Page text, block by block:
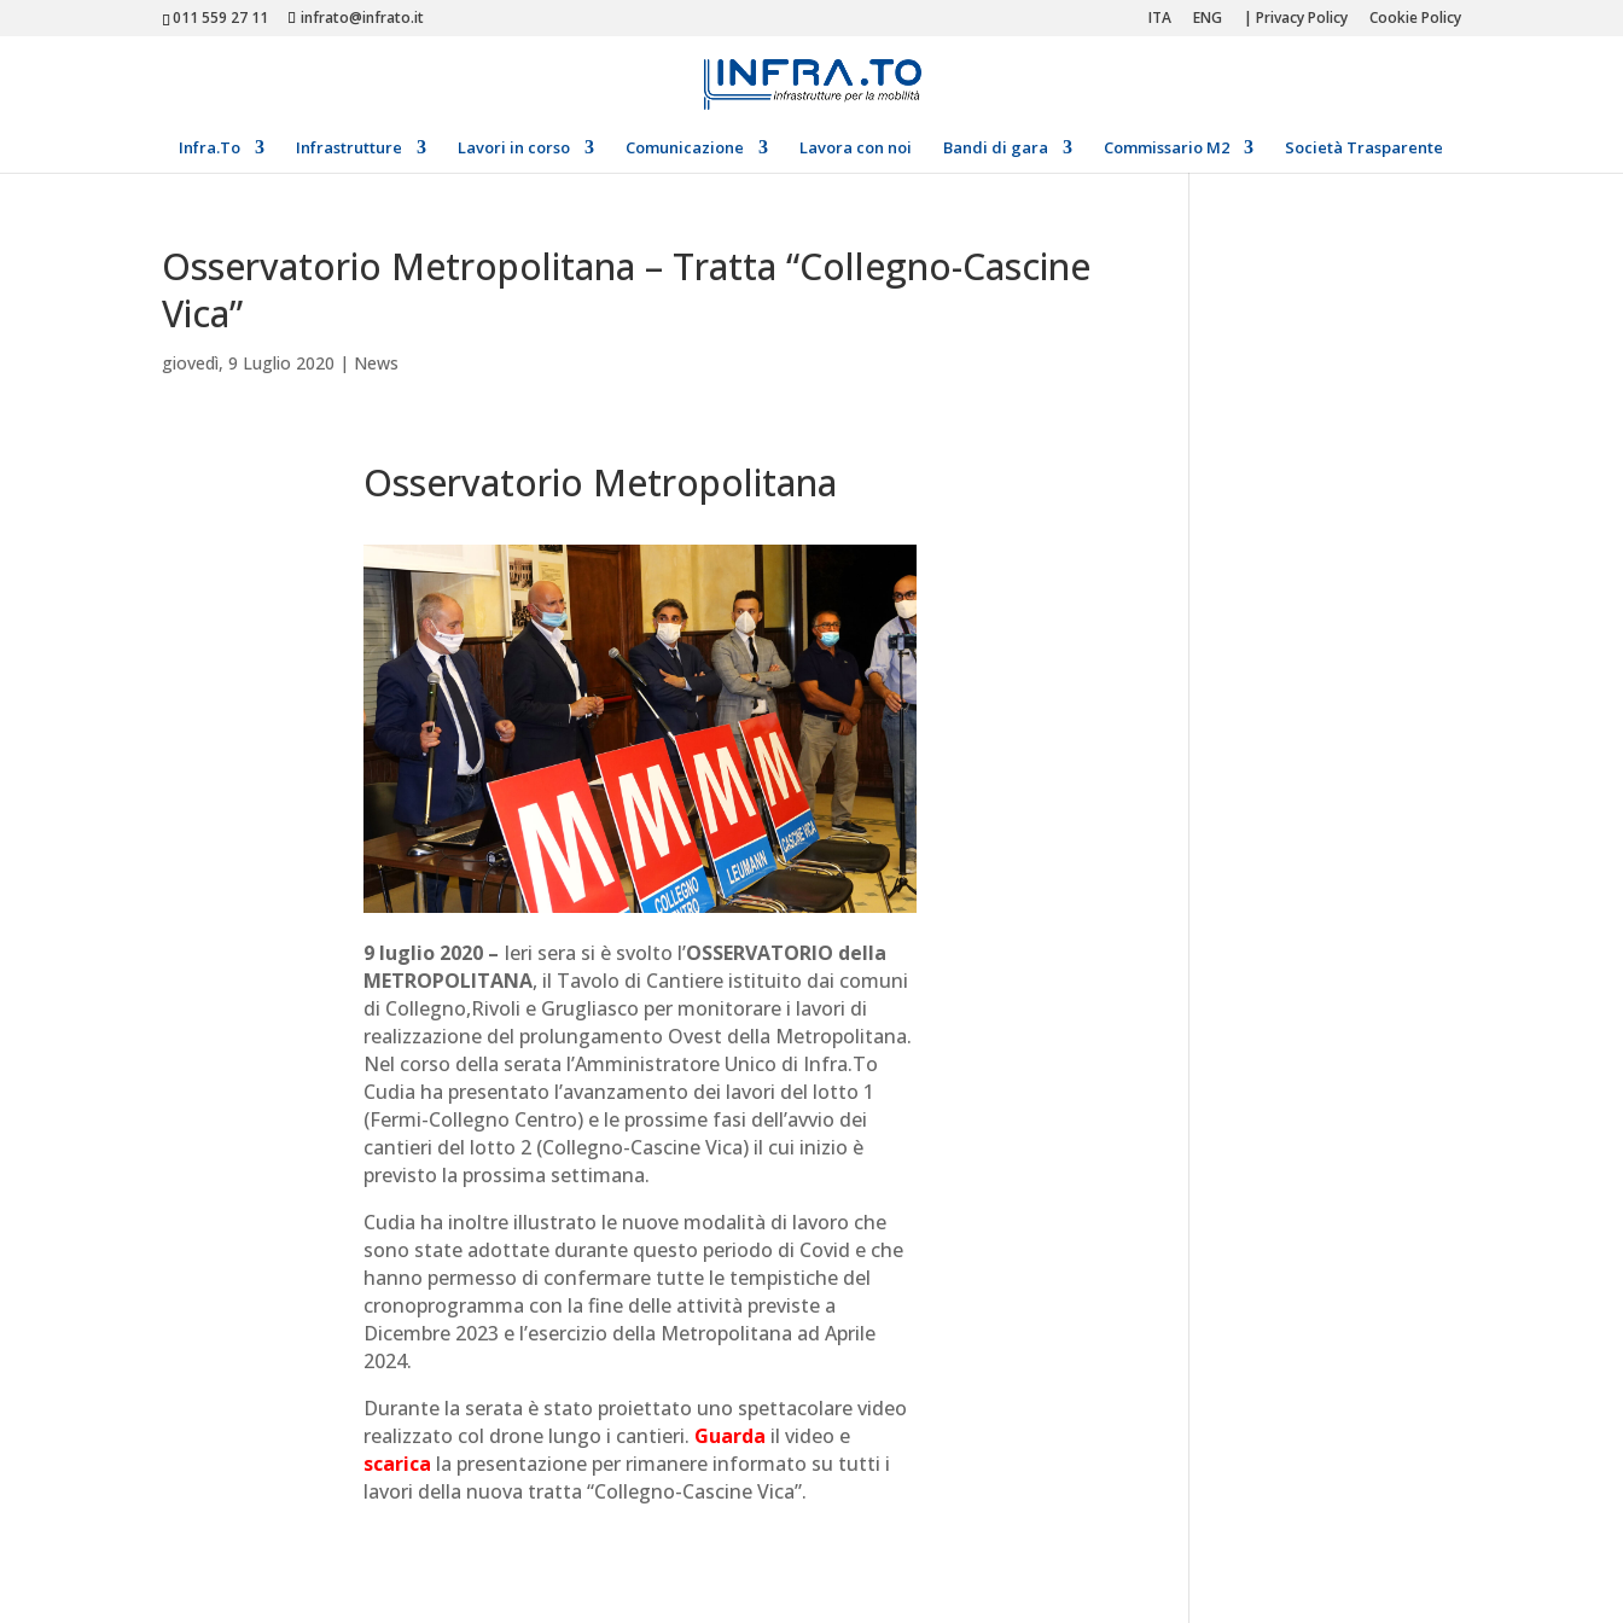
011 559 27 11 infrato@infrato.it ITA ENG | Privacy Policy Cookie Policy
Infra.To Infrastrutture Lavori in corso Comunicazione Lavora con noi Bandi di gara Commissario M2 Società Trasparente
Osservatorio Metropolitana – Tratta “Collegno-Cascine
Vica”
giovedì, 9 Luglio 2020 | News
Osservatorio Metropolitana
9 luglio 2020 – Ieri sera si è svolto l’OSSERVATORIO della
METROPOLITANA, il Tavolo di Cantiere istituito dai comuni
di Collegno,Rivoli e Grugliasco per monitorare i lavori di
realizzazione del prolungamento Ovest della Metropolitana.
Nel corso della serata l’Amministratore Unico di Infra.To
Cudia ha presentato l’avanzamento dei lavori del lotto 1
(Fermi-Collegno Centro) e le prossime fasi dell’avvio dei
cantieri del lotto 2 (Collegno-Cascine Vica) il cui inizio è
previsto la prossima settimana.
Cudia ha inoltre illustrato le nuove modalità di lavoro che
sono state adottate durante questo periodo di Covid e che
hanno permesso di confermare tutte le tempistiche del
cronoprogramma con la fine delle attività previste a
Dicembre 2023 e l’esercizio della Metropolitana ad Aprile
2024.
Durante la serata è stato proiettato uno spettacolare video
realizzato col drone lungo i cantieri. Guarda il video e
scarica la presentazione per rimanere informato su tutti i
lavori della nuova tratta “Collegno-Cascine Vica”.